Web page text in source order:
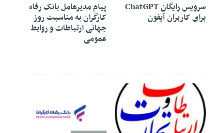
سرویس رایگان ChatGPT
برای کاربران آیفون
پیام مدیرعامل بانک رفاه
کارگران به مناسبت روز
جهانی ارتباطات و روابط
عمومی